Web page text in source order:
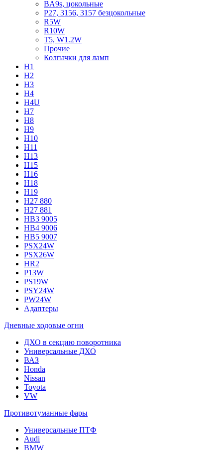
BA9s, цокольные
P27, 3156, 3157 безцокольные
R5W
R10W
T5, W1.2W
Прочие
Колпачки для ламп
H1
H2
H3
H4
H4U
H7
H8
H9
H10
H11
H13
H15
H16
H18
H19
H27 880
H27 881
HB3 9005
HB4 9006
HB5 9007
PSX24W
PSX26W
HR2
P13W
PS19W
PSY24W
PW24W
Адаптеры
Дневные ходовые огни
ДХО в секцию поворотника
Универсальные ДХО
ВАЗ
Honda
Nissan
Toyota
VW
Противотуманные фары
Универсальные ПТФ
Audi
BMW